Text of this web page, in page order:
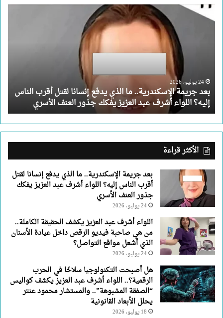
بعد
جريمة
لقتل
أقرب
الناس
إليه؟
اللواء
أشرف
عبد
العزيز
جذور
العنف
الأسري
24 يوليو، 2026
بعد جريمة الإسكندرية.. ما الذي يدفع إنسانا لقتل أقرب الناس
إليه؟ اللواء أشرف عبد العزيز يفكك جذور العنف الأسري
الأكثر قراءة
بعد جريمة الإسكندرية.. ما الذي يدفع إنسانا لقتل
أقرب الناس إليه؟ اللواء أشرف عبد العزيز يفكك
جذور العنف الأسري
24 يوليو، 2026
اللواء أشرف عبد العزيز يكشف الحقيقة الكاملة..
من هي صاحبة فيديو الرقص داخل عيادة الأسنان
الذي أشعل مواقع التواصل؟
24 يوليو، 2026
هل أصبحت التكنولوجيا سلاحًا في الحرب
الرقمية؟.. اللواء أشرف عبد العزيز يكشف كواليس
“الصفقة المشبوهة”.. والمستشار محمود عنتر
يحلل الأبعاد القانونية
18 يوليو، 2026